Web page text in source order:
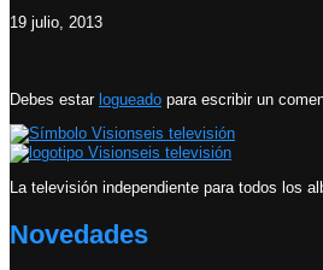
19 julio, 2013
Debes estar logueado para escribir un
La televisión independiente para todos los
Novedades